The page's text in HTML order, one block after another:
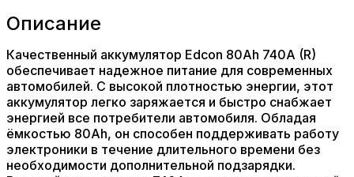
Описание
Качественный аккумулятор Edcon 80Ah 740A (R)
обеспечивает надежное питание для современных
автомобилей. С высокой плотностью энергии, этот
аккумулятор легко заряжается и быстро снабжает
энергией все потребители автомобиля. Обладая
ёмкостью 80Ah, он способен поддерживать работу
электроники в течение длительного времени без
необходимости дополнительной подзарядки.